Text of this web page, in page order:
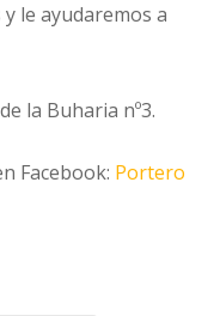
le ayudaremos a
la Buharia nº3.
Facebook: Portero